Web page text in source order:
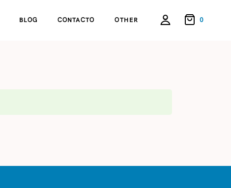
BLOG CONTACTO OTHER 0